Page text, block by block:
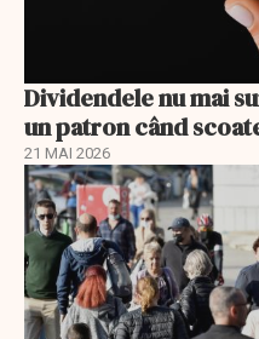
Dividendele nu mai
un patron când
21 MAI 2026